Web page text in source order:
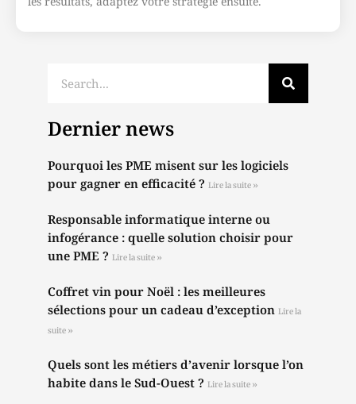
Dernier news
Pourquoi les PME misent sur les logiciels
pour gagner en efficacité ? Lire la suite »
Responsable informatique interne ou
infogérance : quelle solution choisir pour
une PME ? Lire la suite »
Coffret vin pour Noël : les meilleures
sélections pour un cadeau d’exception Lire la
suite »
Quels sont les métiers d’avenir lorsque l’on
habite dans le Sud-Ouest ? Lire la suite »